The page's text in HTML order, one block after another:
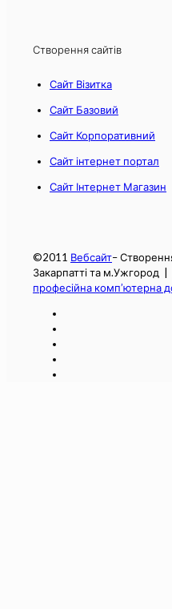
Створення сайтів
Сайт Візитка
Сайт Базовий
Сайт Корпоративний
Сайт інтернет портал
Сайт Інтернет Магазин
©2011 Вебсайт–
Закарпатті та м.Ужгород |
професійна комп’ютерна